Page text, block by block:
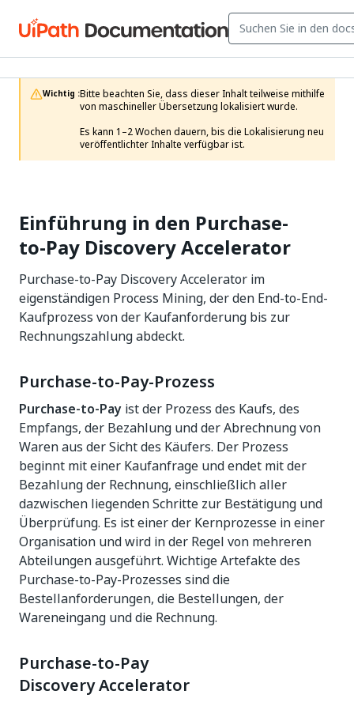
Wichtig :Bitte beachten Sie, dass dieser Inhalt teilweise mithilfe
von maschineller Übersetzung lokalisiert wurde.
Es kann 1–2 Wochen dauern, bis die Lokalisierung neu
veröffentlichter Inhalte verfügbar ist.
Einführung in den Purchase-
to-Pay Discovery Accelerator
Purchase-to-Pay Discovery Accelerator im
eigenständigen Process Mining, der den End-to-End-
Kaufprozess von der Kaufanforderung bis zur
Rechnungszahlung abdeckt.
Purchase-to-Pay-Prozess
Purchase-to-Pay ist der Prozess des Kaufs, des
Empfangs, der Bezahlung und der Abrechnung von
Waren aus der Sicht des Käufers. Der Prozess
beginnt mit einer Kaufanfrage und endet mit der
Bezahlung der Rechnung, einschließlich aller
dazwischen liegenden Schritte zur Bestätigung und
Überprüfung. Es ist einer der Kernprozesse in einer
Organisation und wird in der Regel von mehreren
Abteilungen ausgeführt. Wichtige Artefakte des
Purchase-to-Pay-Prozesses sind die
Bestellanforderungen, die Bestellungen, der
Wareneingang und die Rechnung.
Purchase-to-Pay
Discovery Accelerator